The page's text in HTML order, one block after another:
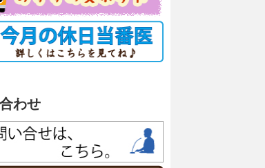
わせ